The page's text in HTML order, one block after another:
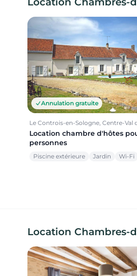
Annulation gratuite
Le Controis-en-Sologne, Centre-Val
Location chambre d'hôtes
personnes
Piscine extérieure Jardin Wi-Fi
Location Chambres-